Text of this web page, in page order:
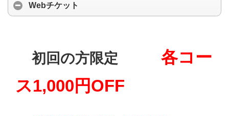
Webチケット
初回の方限定 各コー
ス1,000円OFF